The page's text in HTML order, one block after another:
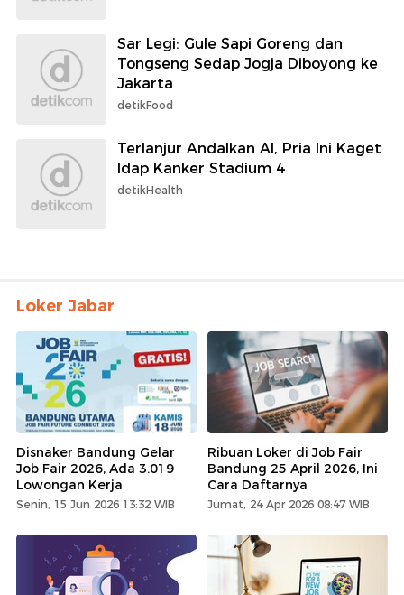
Sar Legi: Gule Sapi Goreng dan
Tongseng Sedap Jogja Diboyong ke
Jakarta
detikFood
Terlanjur Andalkan AI, Pria Ini Kaget
Idap Kanker Stadium 4
detikHealth
Loker Jabar
Disnaker Bandung Gelar
Job Fair 2026, Ada 3.019
Lowongan Kerja
Senin, 15 Jun 2026 13:32 WIB
Ribuan Loker di Job Fair
Bandung 25 April 2026, Ini
Cara Daftarnya
Jumat, 24 Apr 2026 08:47 WIB